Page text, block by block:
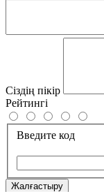
Сіздің пікір
Рейтингі
Введите код
Жалғастыру